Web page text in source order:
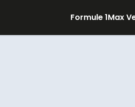
Formule 1Max